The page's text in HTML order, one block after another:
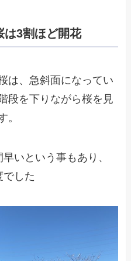
は3割ほど開花
は、急斜面になってい
段を下りながら桜を見
。
いという事もあり、
でした